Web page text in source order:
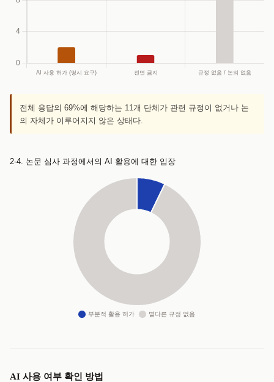
전체 응답의 69%에 해당하는 11개 단체가 관련 규정이 없거나 논
의 자체가 이루어지지 않은 상태다.
2-4. 논문 심사 과정에서의 AI 활용에 대한 입장
AI 사용 여부 확인 방법